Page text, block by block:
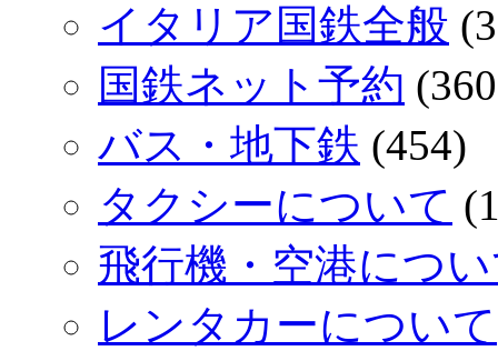
イタリア国鉄全般
国鉄ネット予約
バス・地下鉄 (454)
タクシーについて
飛行機・空港につ
レンタカーについて